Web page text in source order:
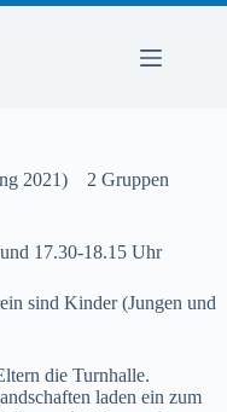
2021) 2 Gruppen
17.30-18.15 Uhr
sind Kinder (Jungen und
die Turnhalle.
laden ein zum